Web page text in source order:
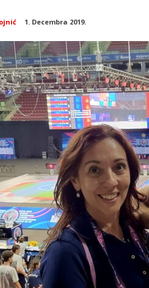
1. Decembra 2019.